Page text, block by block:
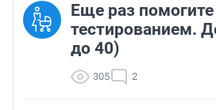
Еще раз помогите
тестированием.
до 40)
305 2